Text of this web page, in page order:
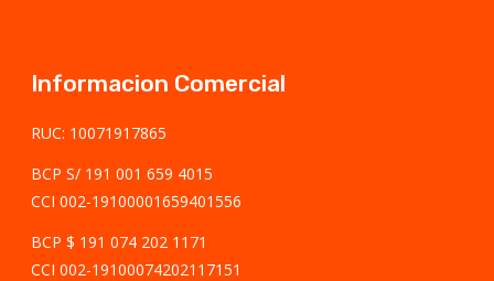
Informacion Comercial
RUC: 10071917865
BCP S/ 191 001 659 4015
CCI 002-19100001659401556
BCP $ 191 074 202 1171
CCI 002-19100074202117151